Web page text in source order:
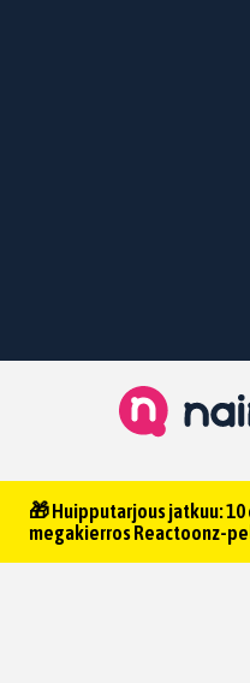
🎁 Huipputarjous jatkuu:
megakierros Reactoonz-